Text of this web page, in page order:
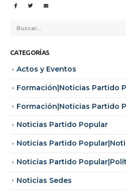
CATEGORÍAS
Actos y Eventos
Formación|Noticias Partido
Formación|Noticias Partido
Noticias Partido Popular
Noticias Partido
Noticias Partido
Noticias Sedes